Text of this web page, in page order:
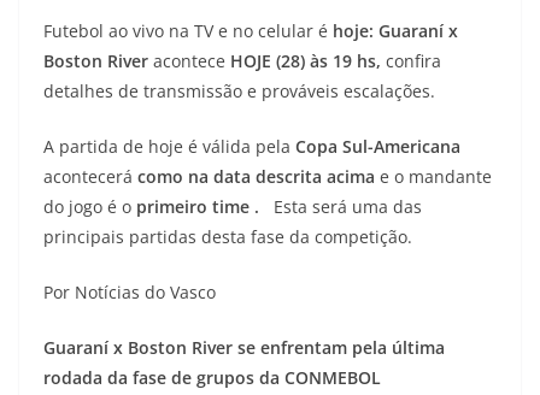
Futebol ao vivo na TV e no celular é hoje: Guaraní x
Boston River acontece HOJE (28) às 19 hs, confira
detalhes de transmissão e prováveis escalações.
A partida de hoje é válida pela Copa Sul-Americana
acontecerá como na data descrita acima e o mandante
do jogo é o primeiro time .
Esta será uma das
principais partidas desta fase da competição.
Por Notícias do Vasco
Guaraní x Boston River se enfrentam pela última
rodada da fase de grupos da CONMEBOL